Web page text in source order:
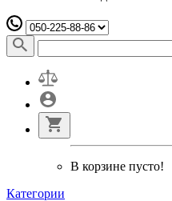
В корзине пусто!
Категории